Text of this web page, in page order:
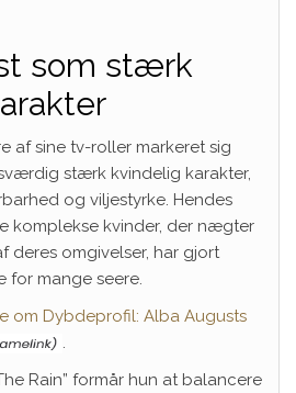
som stærk
af sine tv-roller markeret sig
stærk kvindelig karakter,
og viljestyrke. Hendes
komplekse kvinder, der nægter
deres omgivelser, har gjort
for mange seere.
om Dybdeprofil: Alba Augusts
.
Rain” formår hun at balancere